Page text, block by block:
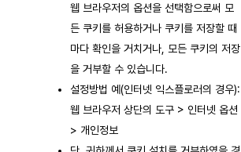
웹 브라우저의 옵션을 선택함으로써 모
든 쿠키를 허용하거나 쿠키를 저장할 때
마다 확인을 거치거나, 모든 쿠키의 저장
을 거부할 수 있습니다.
설정방법 예(인터넷 익스플로러의 경우):
웹 브라우저 상단의 도구 > 인터넷 옵션
> 개인정보